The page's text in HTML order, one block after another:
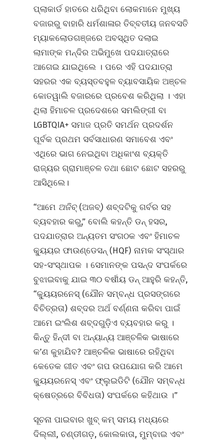
ପ୍ଲାକାର୍ଡ ହାତରେ ଧରିଥିବା ଲୋକମାନେ ମୁଖ୍ୟ
ବଜାରରୁ ବାହାରି ଧର୍ମଶାଳାର ତିବ୍ବତୀୟ ଜନବସତି
ମ୍ୟାକଲୋଡଗଞ୍ଜରେ ଅବସ୍ଥିତ ଦଲାଇ
ଲାମାଙ୍କ ମନ୍ଦିର ଅଭିମୁଖେ ପଦଯାତ୍ରାରେ
ଆଗେଇ ଯାଇଥିଲେ । ପରେ ଏହି ପଦଯାତ୍ରା
ସହରର ଏକ ବ୍ୟସ୍ତବହୁଳ ବ୍ୟାବସାୟିକ ଅଞ୍ଚଳ
କୋତୱାଲି ବଜାରରେ ପ୍ରବେଶ କରିଥିଲା । ଏହା
ଥିଲା ହିମାଚଳ ପ୍ରଦେଶରେ ସମଲିଙ୍ଗୀ ବା
LGBTQIA+ ସମାଜ ପ୍ରତି ସମର୍ଥନ ପ୍ରଦର୍ଶନ
ପୂର୍ବକ ପ୍ରଥମ ସର୍ବସାଧାରଣ ସମାବେଶ ଏବଂ
ଏଥିରେ ଭାଗ ନେଇଥିବା ଅଧିକାଂଶ ବ୍ୟକ୍ତି
ରାଜ୍ୟର ଗ୍ରାମାଞ୍ଚଳ ତଥା ଛୋଟ ଛୋଟ ସହରରୁ
ଆସିଥିଲେ।
“ଆମେ ଅଜିବ୍(ଅଜବ୍) ଶବ୍ଦଟିକୁ ଗର୍ବର ସହ
ବ୍ୟବହାର କରୁ,” ବୋଲି କହନ୍ତି ଡନ୍ ହସର,
ପଦଯାତ୍ରାର ଅନ୍ୟତମ ସଂଗଠକ ଏବଂ ହିମାଚଳ
କ୍ୟୁୟର ଫାଉଣ୍ଡେସନ୍ (HQF) ନାମକ ସଂସ୍ଥାର
ସହ-ସଂସ୍ଥାପକ । ସେମାନଙ୍କ ପସନ୍ଦ ସଂପର୍କରେ
ବୁଝାଇବାକୁ ଯାଇ ୩୦ ବର୍ଷୀୟ ଡନ୍ ଆହୁରି କହନ୍ତି,
“କ୍ୟୁୟରନେସ୍ (ଯୌନ ସମ୍ବନ୍ଧ ପ୍ରସଙ୍ଗରେ
ବିଚିତ୍ରତା) ଶବ୍ଦର ଅର୍ଥ ବର୍ଣ୍ଣନା କରିବା ପାଇଁ
ଆମେ ଇଂଲିଶ ଶବ୍ଦଗୁଡ଼ିଏ ବ୍ୟବହାର କରୁ ।
କିନ୍ତୁ ହିନ୍ଦୀ ବା ଅନ୍ୟାନ୍ୟ ଆଞ୍ଚଳିକ ଭାଷାରେ
କ’ଣ କୁହାଯିବ? ଆଞ୍ଚଳିକ ଭାଷାରେ ରହିଥିବା
କେତେକ ଗୀତ ଏବଂ ଗପ ଉପଯୋଗ କରି ଆମେ
କ୍ୟୁୟରନେସ୍ ଏବଂ ଫ୍ଲୁଇଡିଟି (ଯୌନ ସମ୍ବନ୍ଧ
କ୍ଷେତ୍ରରେ ବିବିଧତା) ସଂପର୍କରେ କହିଥାଉ ।”
ସୂଚନା ପାଇବାର ଖୁବ୍ କମ୍ ସମୟ ମଧ୍ୟରେ
ଦିଲ୍ଲୀ, ଚଣ୍ଡୀଗଡ଼, କୋଲକାତା, ମୁମ୍ବାଇ ଏବଂ